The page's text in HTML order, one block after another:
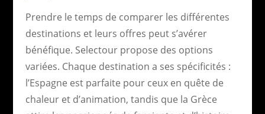
Prendre le temps de comparer les différentes
destinations et leurs offres peut s’avérer
bénéfique. Selectour propose des options
variées. Chaque destination a ses spécificités :
l’Espagne est parfaite pour ceux en quête de
chaleur et d’animation, tandis que la Grèce